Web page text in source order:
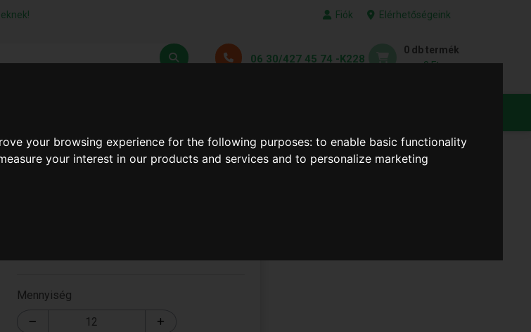
your browsing experience for the following purposes:to enable basic functionality
your interest in our products and services and to personalize marketing
Fiók Elérhetőségeink
06 30/427 45 74 -K228
0 db termék
0 Ft
Mennyiség